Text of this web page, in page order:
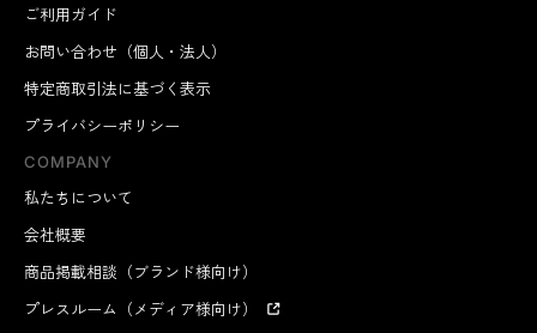
ご利用ガイド
お問い合わせ（個人・法人）
特定商取引法に基づく表示
プライバシーポリシー
COMPANY
私たちについて
会社概要
商品掲載相談（ブランド様向け）
プレスルーム（メディア様向け）